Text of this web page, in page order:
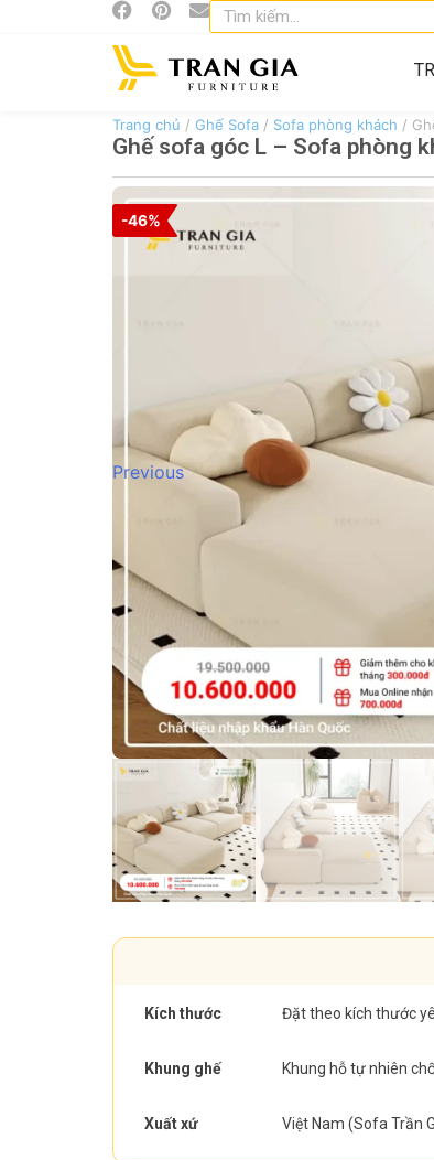
Trang chủ / Ghế Sofa / Sofa phòng khách /
Ghế sofa góc L – Sofa phòng
-46%
Previous
Kích thước Đặt theo kích thước
Khung ghế Khung hỗ tự nhiên
Xuất xứ
Việt Nam (Sofa Trần